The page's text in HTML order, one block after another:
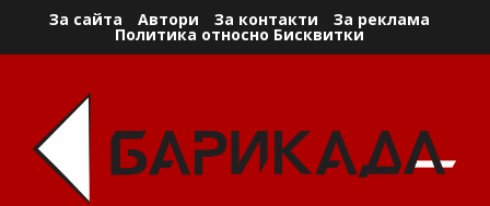
За сайта Автори За контакти За реклама
Политика относно Бисквитки